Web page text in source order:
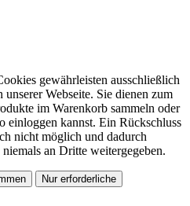
gewährleisten ausschließlich
Webseite. Sie dienen zum
im Warenkorb sammeln oder
einloggen kannst. Ein Rückschluss
nicht möglich und dadurch
an Dritte weitergegeben.
Nur erforderliche